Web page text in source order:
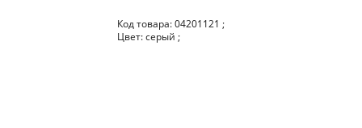
Код товара: 04201121 ;
Цвет: серый ;